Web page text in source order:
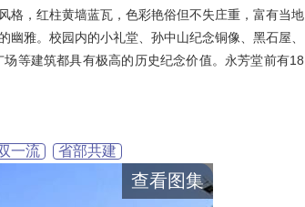
格，红柱黄墙蓝瓦，色彩艳俗但不失庄重，富有当地
雅。校园内的小礼堂、孙中山纪念铜像、黑石屋、
等建筑都具有极高的历史纪念价值。永芳堂前有18
一流 省部共建
查看图集